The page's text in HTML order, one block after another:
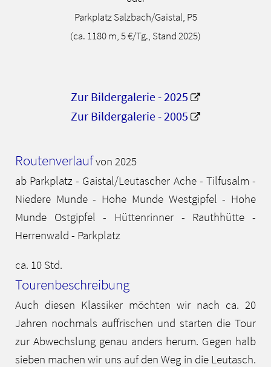
Parkplatz Salzbach/Gaistal, P5
(ca. 1180 m, 5 €/Tg., Stand 2025)
Zur Bildergalerie - 2025
Zur Bildergalerie - 2005
Routenverlaufvon 2025
ab Parkplatz - Gaistal/Leutascher Ache - Tilfusalm -
Niedere Munde - Hohe Munde Westgipfel - Hohe
Munde Ostgipfel - Hüttenrinner - Rauthhütte -
Herrenwald - Parkplatz
ca. 10 Std.
Tourenbeschreibung
Auch diesen Klassiker möchten wir nach ca. 20
Jahren nochmals auffrischen und starten die Tour
zur Abwechslung genau anders herum. Gegen halb
sieben machen wir uns auf den Weg in die Leutasch.